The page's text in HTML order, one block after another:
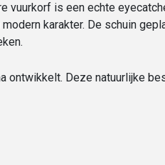
vuurkorf is een echte
karakter. De schuin
ontwikkelt. Deze natuurlijke